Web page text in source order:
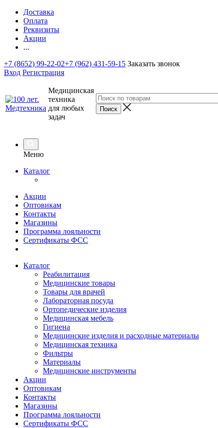
Доставка
Оплата
Реквизиты
Акции
...
+7 (8652) 99-22-02+7 (962) 431-59-15 Заказать звонок
Вход Регистрация
Медицинская
техника
для любых
задач
Меню
Каталог
Акции
Оптовикам
Контакты
Магазины
Программа лояльности
Сертификаты ФСС
Каталог
Реабилитация
Медицинские товары
Товары для врачей
Лабораторная посуда
Ортопедические изделия
Медицинская мебель
Гигиена
Медицинские изделия и расходные материалы
Медицинская техника
Фильтры
Материалы
Медицинские инструменты
Акции
Оптовикам
Контакты
Магазины
Программа лояльности
Сертификаты ФСС